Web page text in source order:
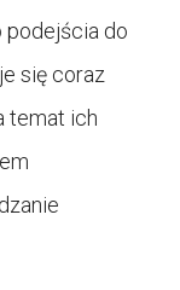
podejścia do
się coraz
temat ich